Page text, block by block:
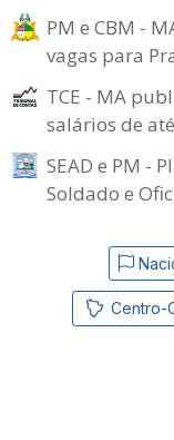
PM e CBM -
vagas para
TCE - MA
salários de
SEAD e PM -
Soldado e
Centro-